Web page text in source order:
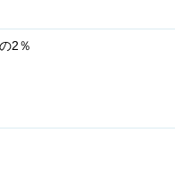
2％